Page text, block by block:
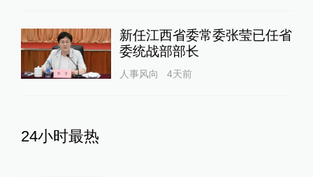
新任江西省委常委张莹已任省
委统战部部长
人事风向 4天前
24小时最热